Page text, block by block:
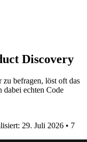
Discovery
befragen, löst oft das
dabei echten Code
29. Juli 2026 • 7